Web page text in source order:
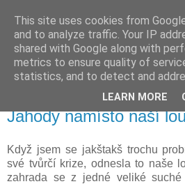
Vysněná
Blog o plánování a realizování
pondělí 19. září 2022
Jahody namísto naší
Když jsem se jakštakš trochu
své tvůrčí krize, odnesla to naše
zahrada se z jedné veliké
This site uses cookies from
and to analyze traffic. Your IP
shared with Google along with
metrics to ensure quality of
statistics, and to detect and
LEARN MORE